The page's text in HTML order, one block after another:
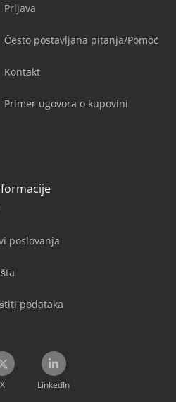
Prijava
Često postavljana pitanja/Pomoć
Kontakt
Primer ugovora o kupovini
poslovanja
podataka
X LinkedIn